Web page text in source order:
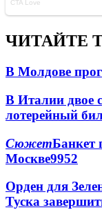
ЧИТАЙТЕ
В Молдове
В Италии двое
лотерейный
СюжетБанкет
Москве9952
Орден для
Туска